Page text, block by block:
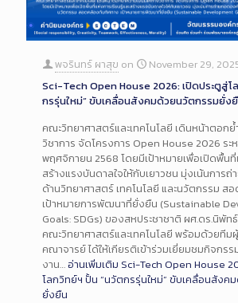
พจรินทร์ ผาสุข on
November 29,
Sci-Tech Open House 2026: เปิดประตูสู่โ
กรรุ่นใหม่” ขับเคลื่อนสังคมด้วยนวัตกรรมยั่ง
คณะวิทยาศาสตร์และเทคโนโลยี เดินหน้าตอกย้
วิชาการ จัดโครงการ Open House 2026 ระ
พฤศจิกายน 2568 โดยมีเป้าหมายเพื่อเปิดพื้นที่
สร้างแรงบันดาลใจให้กับเยาวชน มุ่งเน้นการ
ด้านวิทยาศาสตร์ เทคโนโลยี และนวัตกรรม ส
เป้าหมายการพัฒนาที่ยั่งยืน (Sustainable
Goals: SDGs) ของสหประชาชาติ ผศ.ดร.นิพั
คณะวิทยาศาสตร์และเทคโนโลยี พร้อมด้วยทีม
คณาจารย์ ได้ให้เกียรติเข้าร่วมเยี่ยมชมกิจกรร
งาน…อ่านเพิ่มเติม Sci-Tech Open House
โลกวิทย์ฯ ปั้น “นวัตกรรุ่นใหม่” ขับเคลื่อนสังค
ยั่งยืน